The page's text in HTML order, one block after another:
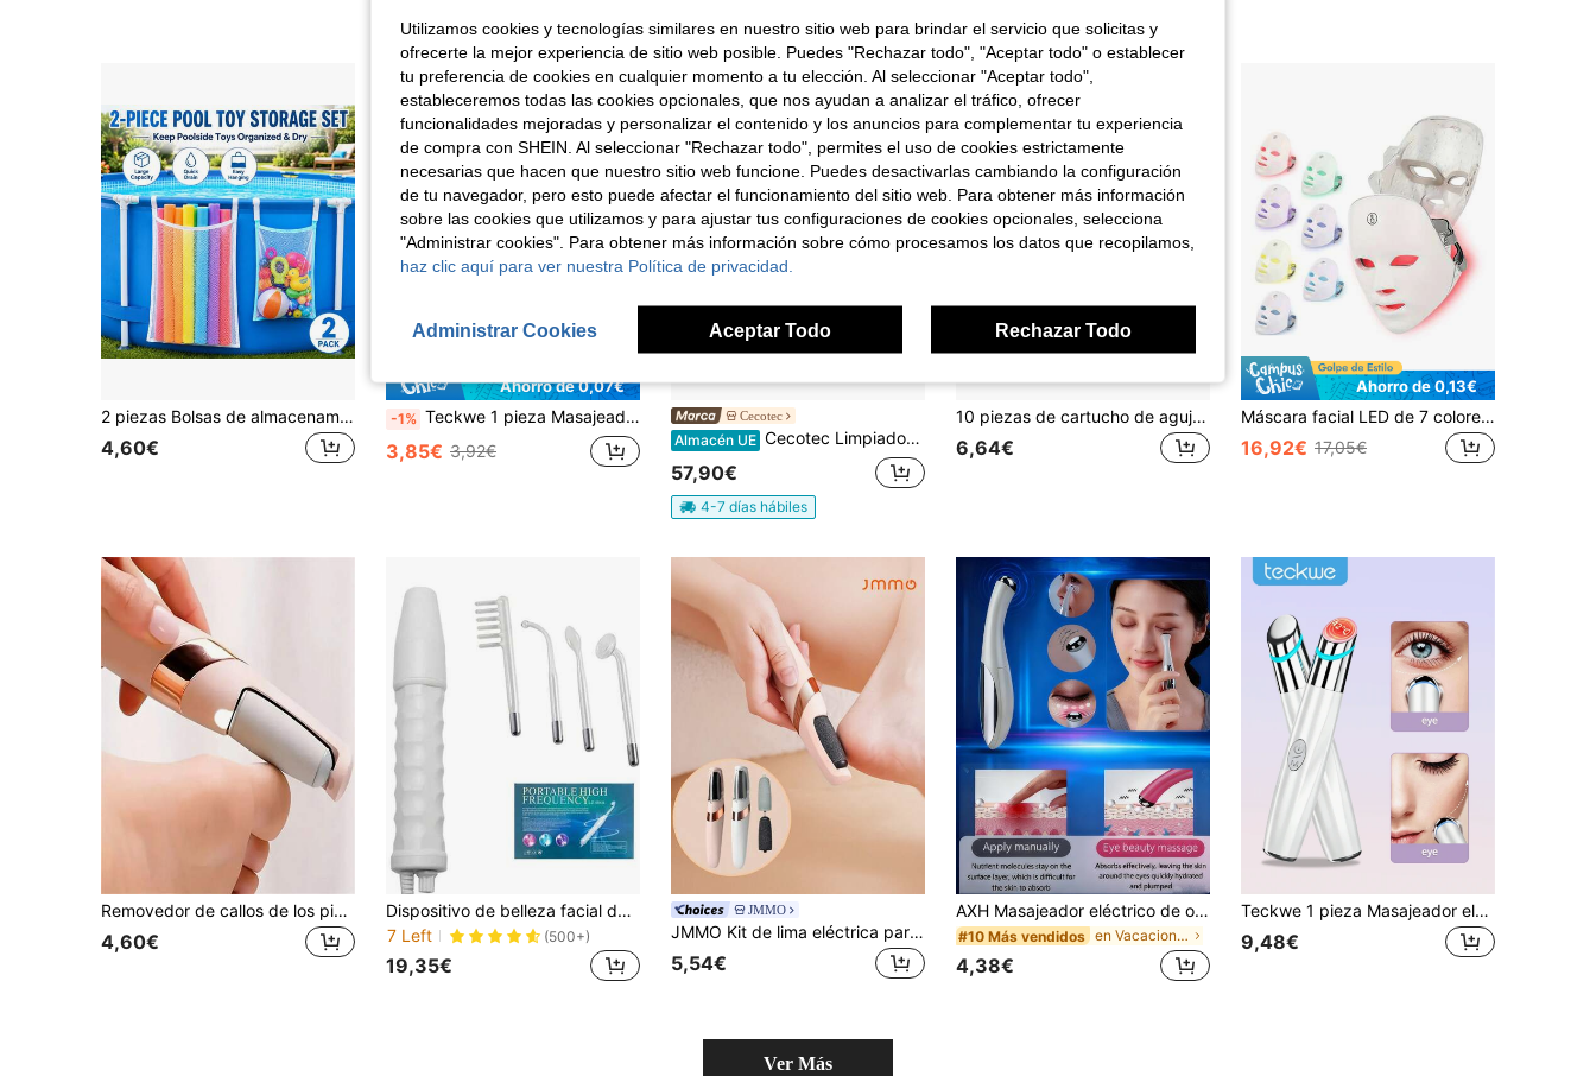
2 piezas Bolsas de almacenamiento de malla para la piscina (1 bolsa grande con ribete blanco + 1 bolsa pequeña con ribete azul), bolsas de almacenamiento colgantes para la piscina, juego de bolsas de almacenamiento para la piscina, organizador de almacenamiento de juguetes, bolsa colgante de malla, ahorra espacio, fácil de limpiar, bolsa de almacenamiento colgante multifuncional con soporte, bolsa de malla con gancho, almacenamiento de juguetes y flotadores, di adiós al desorden
4,60€
Ahorro de 0,07€
-1% Teckwe 1 pieza Masajeador eléctrico ocular portátil avanzado y multifuncional, cómodo y amigable con la piel, ligero y duradero, diseño elegante y moderno, adecuado para trabajadores de oficina, viajes de negocios, vida diaria y uso doméstico; el producto requiere una batería seca No. 5 para el suministro de energía; se entrega sin batería incluida
3,85€ 3,92€
Cecotec
Almacén UE Cecotec Limpiador Facial Masajeador Fototerapia Facecare Skinroutine. Skin Care: Limpiador
57,90€
4-7 días hábiles
10 piezas de cartucho de aguja para bolígrafo Derma Pen M8
6,64€
Ahorro de 0,13€
Máscara facial LED de 7 colores, inalámbrica, con protección ocular, dispositivo para el cuidado de la piel con pantalla táctil, recargable por USB de 400 mAh, regalo de belleza multifuncional, ideal para el Día de San Valentín, Día de la Madre, Navidad
16,92€ 17,05€
Removedor de callos de los pies eléctrico recargable, batería de 300mAh, removedor portátil de piel muerta, piel dura y piel agrietada del talón, resistente al agua, adecuado para el hogar y los viajes, regalo perfecto de Navidad y Día de la Madre para todos los adultos
4,60€
Dispositivo de belleza facial de alta frecuencia, dispositivo de cuidado facial portátil, dispositivo de belleza de electroterapia de alta frecuencia
7 Left
(500+)
19,35€
JMMO
JMMO Kit de lima eléctrica para pies y removedor de callos recargable - Pulidor de pies con batería de 300mAh, cepillo portátil para eliminar piel muerta, talones secos y agrietados, herramienta de cuidado de pies resistente al agua para el hogar y viajes
5,54€
AXH Masajeador eléctrico de ojos, eliminación de arrugas por vibración antienvejecimiento, masaje de ojos, elimina las ojeras, bolígrafo de cuidado de belleza para los ojos
#10 Más vendidos en Vacaciones Dispositivos de belleza facial
4,38€
Teckwe 1 pieza Masajeador eléctrico facial y ocular, función de vibración suave y calentamiento, relaja la piel de los ojos, reduce ojeras, bolsas y arrugas, diseño portátil universal, regalo del Día de la Madre, herramienta facial de moda, regalo popular para madres, esencial para el cuidado facial diario, el producto viene con batería de litio recargable de 350mAh, no se incluye cable de carga con el envío
9,48€
Ver Más
Utilizamos cookies y tecnologías similares en nuestro sitio web para brindar el servicio que solicitas y
ofrecerte la mejor experiencia de sitio web posible. Puedes "Rechazar todo", "Aceptar todo" o establecer
tu preferencia de cookies en cualquier momento a tu elección. Al seleccionar "Aceptar todo",
estableceremos todas las cookies opcionales, que nos ayudan a analizar el tráfico, ofrecer
funcionalidades mejoradas y personalizar el contenido y los anuncios para complementar tu experiencia
de compra con SHEIN. Al seleccionar "Rechazar todo", permites el uso de cookies estrictamente
necesarias que hacen que nuestro sitio web funcione. Puedes desactivarlas cambiando la configuración
de tu navegador, pero esto puede afectar el funcionamiento del sitio web. Para obtener más información
sobre las cookies que utilizamos y para ajustar tus configuraciones de cookies opcionales, selecciona
"Administrar cookies". Para obtener más información sobre cómo procesamos los datos que recopilamos,
haz clic aquí para ver nuestra Política de privacidad.
Administrar Cookies Aceptar Todo Rechazar Todo